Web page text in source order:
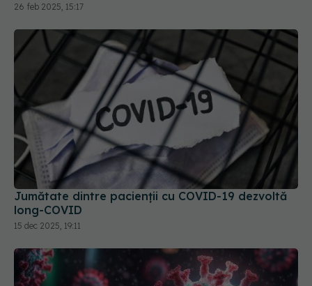
26 feb 2025, 15:17
Jumătate dintre pacienții cu COVID-19 dezvoltă
long-COVID
15 dec 2025, 19:11